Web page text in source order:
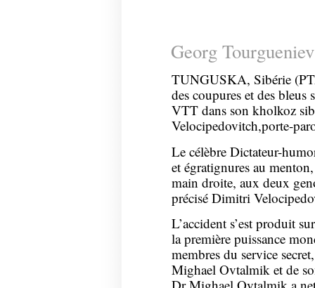
Georg
TUNGUSKA, Sibérie
des coupures et des bleus
VTT dans son kholkoz
Velocipedovitch,porte-
Le célèbre Dictateur-
et égratignures au
main droite, aux deux
précisé Dimitri
L’accident s’est produit
la première puissance
membres du service
Mighael Ovtalmik et de